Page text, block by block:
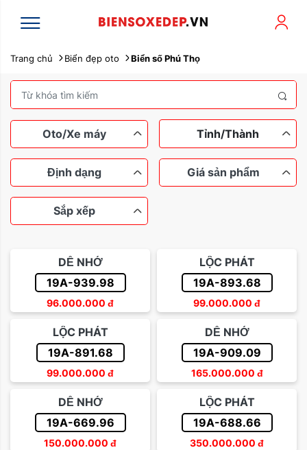
Trang chủ Biển đẹp oto Biển số Phú Thọ
Oto/Xe máy
Xe máy Ô tô
Tỉnh/Thành
Định dạng
Lộc phát Thần tài
Sảnh rồng Dễ nhớ
Giá sản phẩm
Từ 100 đến 200 triệu
Từ 200 đến 500 triệu
Trên 500 triệu
Sắp xếp
Sắp xếp theo tên
Sắp xếp theo giá tăng dần
Sắp xếp theo giá giảm dần
DỄ NHỚ
19A-939.98
96.000.000 đ
LỘC PHÁT
19A-893.68
99.000.000 đ
LỘC PHÁT
19A-891.68
99.000.000 đ
DỄ NHỚ
19A-909.09
165.000.000 đ
DỄ NHỚ
19A-669.96
150.000.000 đ
LỘC PHÁT
19A-688.66
350.000.000 đ